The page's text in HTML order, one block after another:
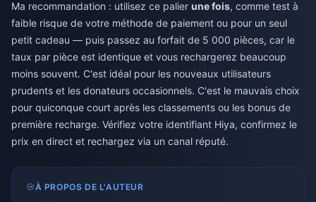
Ma recommandation : utilisez ce palier une fois, comme test à
faible risque de votre méthode de paiement ou pour un seul
petit cadeau — puis passez au forfait de 5 000 pièces, car le
taux par pièce est identique et vous rechargerez beaucoup
moins souvent. C'est idéal pour les nouveaux utilisateurs
prudents et les donateurs occasionnels. C'est le mauvais choix
pour quiconque court après les classements ou les bonus de
première recharge. Vérifiez votre identifiant Hiya, confirmez le
prix en direct et rechargez via un canal réputé.
À PROPOS DE L'AUTEUR